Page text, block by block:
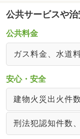
公共サービスや治
公共料金
ガス料金、水道
安心・安全
建物火災出火件数
刑法犯認知件数